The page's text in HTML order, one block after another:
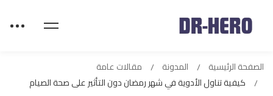
الصفحة الرئيسية المدونة
مقالات عامة
كيفية تناول الأدوية في شهر رمضان دون التأثير على صحة الصيام